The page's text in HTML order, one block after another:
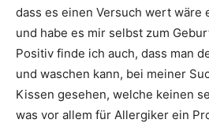
dass es einen Versuch wert wäre
und habe es mir selbst zum
Positiv finde ich auch, dass man
und waschen kann, bei meiner
Kissen gesehen, welche keinen
was vor allem für Allergiker ein